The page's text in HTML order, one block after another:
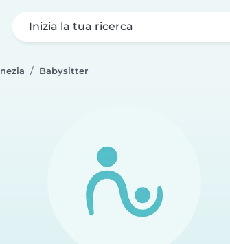
Inizia la tua ricerca
Babysitter